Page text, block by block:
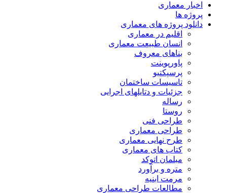
اخبار معماری
پروژه ها
دانلود پروژه های معماری
اقلیم در معماری
انسان طبیعت معماری
بناهای معروف
پاورپوینت
پرسپکتیو
تاسیسات ساختمان
جزئیات و دتایلهای اجرایی
رساله
روستا
طراحی فنی
طراحی معماری
طرح نهایی معماری
کتاب های معماری
مبلمان اتوکد
متره و برآورد
مرمت ابنیه
مطالعات طراحی معماری